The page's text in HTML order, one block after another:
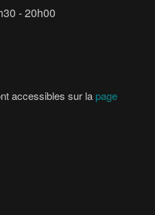
- 20h00
accessibles sur la page